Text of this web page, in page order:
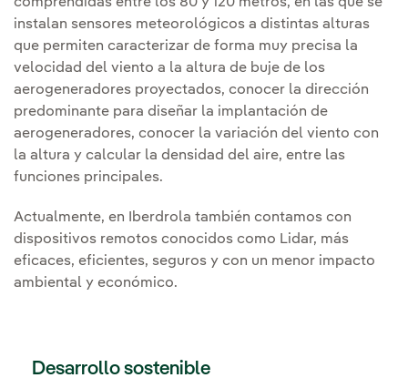
instalan sensores meteorológicos a distintas alturas
que permiten caracterizar de forma muy precisa la
velocidad del viento a la altura de buje de los
aerogeneradores proyectados, conocer la dirección
predominante para diseñar la implantación de
aerogeneradores, conocer la variación del viento con
la altura y calcular la densidad del aire, entre las
funciones principales.
Actualmente, en Iberdrola también contamos con
dispositivos remotos conocidos como Lidar, más
eficaces, eficientes, seguros y con un menor impacto
ambiental y económico.
Desarrollo sostenible